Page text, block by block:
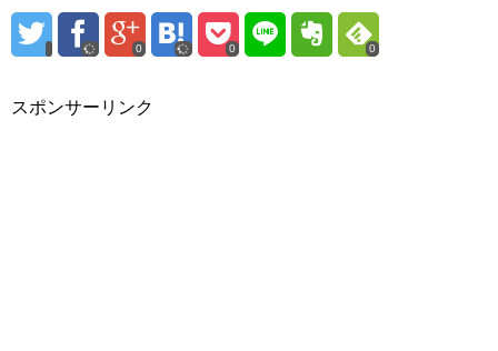
0 0 0
スポンサーリンク